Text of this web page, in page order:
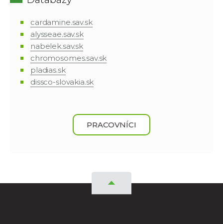
cardamine.sav.sk
alysseae.sav.sk
nabelek.sav.sk
chromosomes.sav.sk
pladias.sk
dissco-slovakia.sk
PRACOVNÍCI